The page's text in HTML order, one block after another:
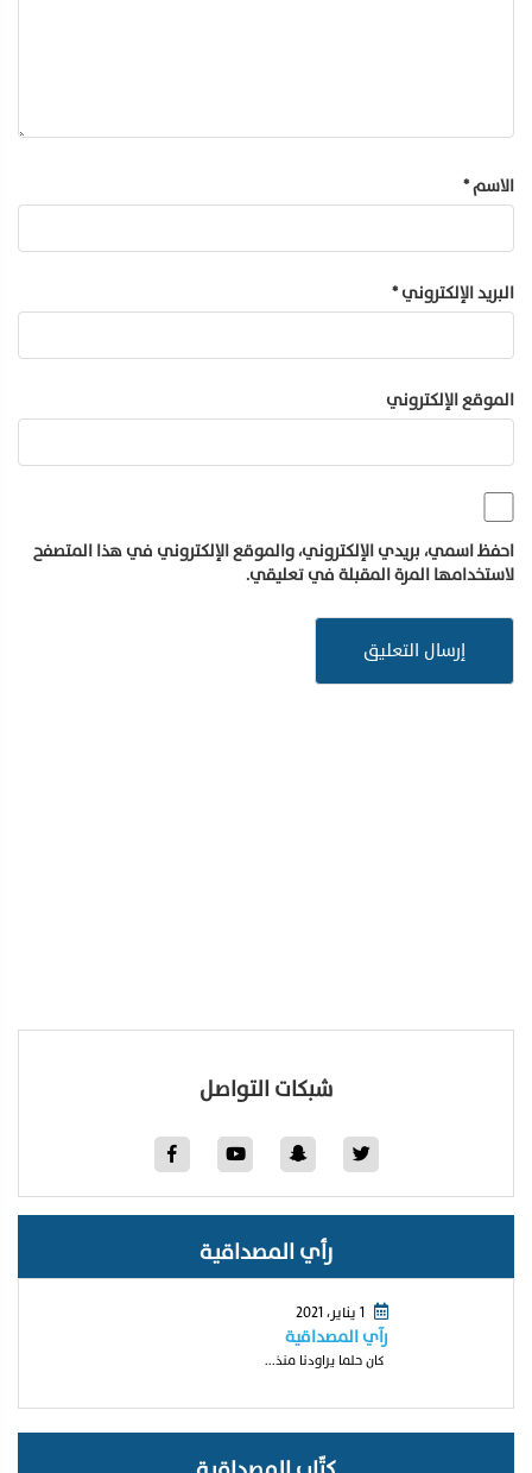
الاسم*
البريد الإلكتروني*
الموقع الإلكتروني
احفظ اسمي، بريدي الإلكتروني، والموقع الإلكتروني في هذا المتصفح
لاستخدامها المرة المقبلة في تعليقي.
شبكات التواصل
رأي المصداقية
1 يناير، 2021
رآي المصداقية
كان حلما يراودنا منذ...